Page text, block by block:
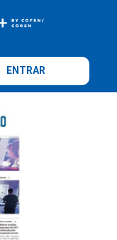
ENTRAR